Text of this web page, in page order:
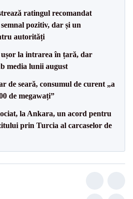
ratingul recomandat
pozitiv, dar și un
autorități
ușor la intrarea în țară, dar
media lunii august
de seară, consumul de curent „a
de megawați”
la Ankara, un acord pentru
prin Turcia al carcaselor de